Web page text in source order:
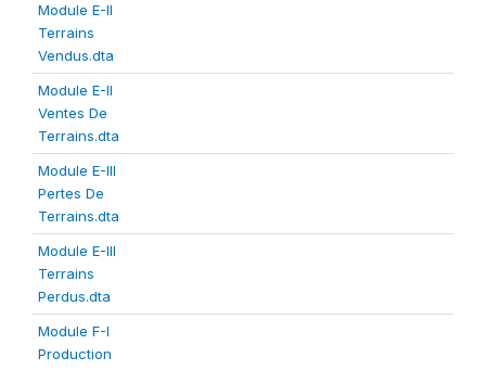
Module E-II
Terrains
Vendus.dta
Module E-II
Ventes De
Terrains.dta
Module E-III
Pertes De
Terrains.dta
Module E-III
Terrains
Perdus.dta
Module F-I
Production